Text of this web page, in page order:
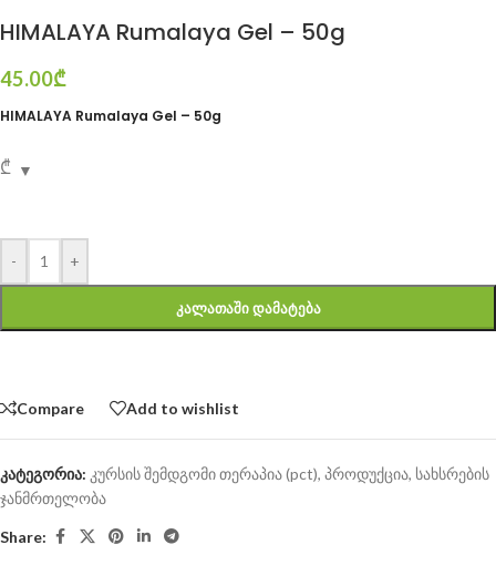
HIMALAYA Rumalaya Gel – 50g
45.00₾
HIMALAYA Rumalaya Gel – 50g
₾
- +
ᲙᲐᲚᲐᲗᲐᲨᲘ ᲓᲐᲛᲐᲢᲔᲑᲐ
Compare Add to wishlist
კატეგორია: კურსის შემდგომი თერაპია (pct), პროდუქცია, სახსრების
ჯანმრთელობა
Share: